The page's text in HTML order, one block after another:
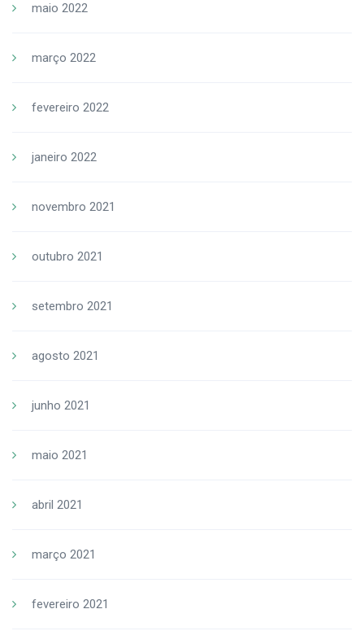
maio 2022
março 2022
fevereiro 2022
janeiro 2022
novembro 2021
outubro 2021
setembro 2021
agosto 2021
junho 2021
maio 2021
abril 2021
março 2021
fevereiro 2021